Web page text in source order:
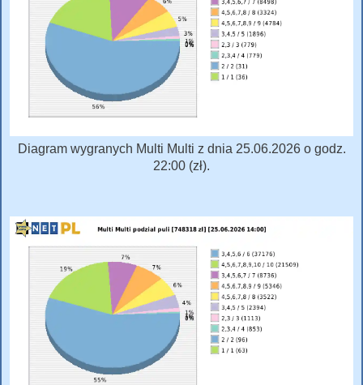
Diagram wygranych Multi Multi z dnia 25.06.2026 o godz.
22:00 (zł).